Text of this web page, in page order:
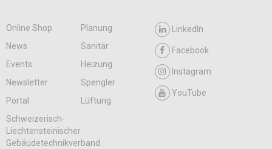
Online Shop
Planung
News
Sanitär
Events
Heizung
Newsletter
Spengler
Portal
Lüftung
LinkedIn
Facebook
Instagram
YouTube
Schweizerisch-
Liechtensteinischer
Gebäudetechnikverband